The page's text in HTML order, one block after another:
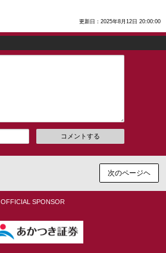
更新日：2025年8月12日 20:00:00
コメントする
次のページヘ
OFFICIAL SPONSOR